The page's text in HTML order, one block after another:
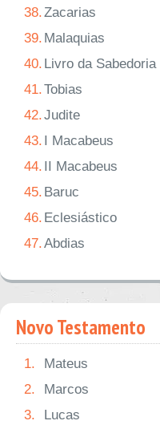
38.Zacarias
39. Malaquias
40. Livro da Sabedoria
41.Tobias
42.Judite
43. I Macabeus
44. II Macabeus
45. Baruc
46. Eclesiástico
47.Abdias
Novo Testamento
1.
Mateus
2.
Marcos
3.
Lucas